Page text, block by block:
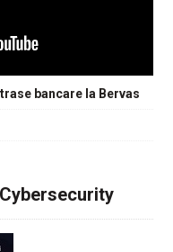
bancare la Bervas